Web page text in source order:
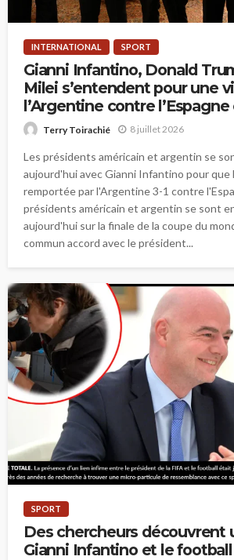
INTERNATIONAL SPORT
Gianni Infantino, Donald
Milei s’entendent pour une
l’Argentine contre
Terry Toirachié 8 juillet 2026
Les présidents américain et argentin se
aujourd'hui avec Gianni Infantino pour que
remportée par l'Argentine 3-1 contre
présidents américain et argentin se sont
aujourd'hui sur la finale de la coupe du
commun accord avec le président...
SPORT
Des chercheurs découvrent
Gianni Infantino et le football